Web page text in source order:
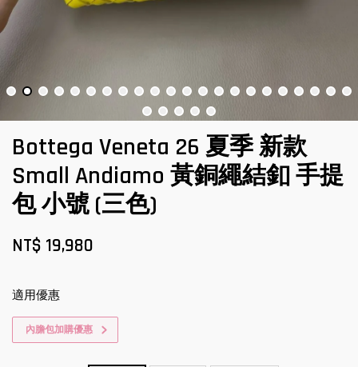
Bottega Veneta 26 夏季 新款
Small Andiamo 黃銅繩結釦 手提
包 小號 (三色)
NT$ 19,980
適用優惠
內膽包加購優惠